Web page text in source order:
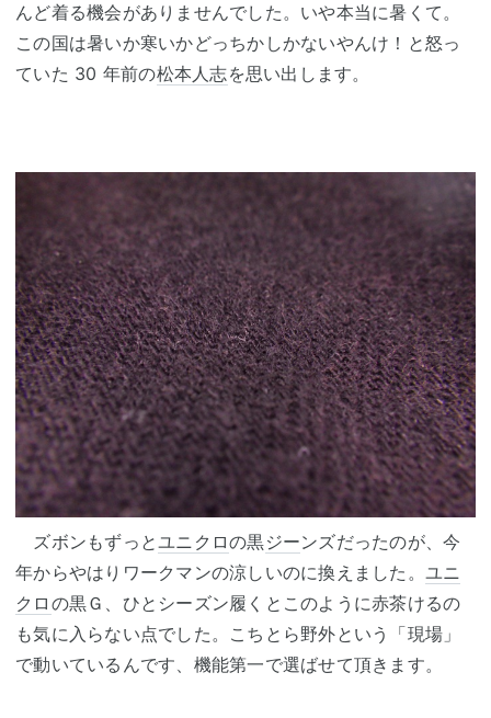
んど着る機会がありませんでした。いや本当に暑くて。
この国は暑いか寒いかどっちかしかないやんけ！と怒っ
ていた 30 年前の松本人志を思い出します。
ズボンもずっとユニクロの黒ジーンズだったのが、今
年からやはりワークマンの涼しいのに換えました。 ユニ
クロ の黒Ｇ、ひとシーズン履くとこのように赤茶けるの
も気に入らない点でした。こちとら野外という「現場」
で動いているんです、機能第一で選ばせて頂きます。